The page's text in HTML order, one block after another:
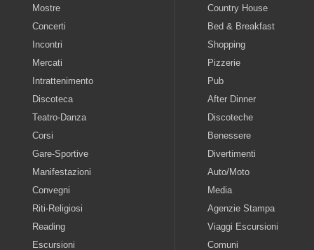
Mostre
Concerti
Incontri
Mercati
Intrattenimento
Discoteca
Teatro-Danza
Corsi
Gare-Sportive
Manifestazioni
Convegni
Riti-Religiosi
Reading
Escursioni
Country House
Bed & Breakfast
Shopping
Pizzerie
Pub
After Dinner
Discoteche
Benessere
Divertimenti
Auto/Moto
Media
Agenzie Stampa
Viaggi Escursioni
Comuni